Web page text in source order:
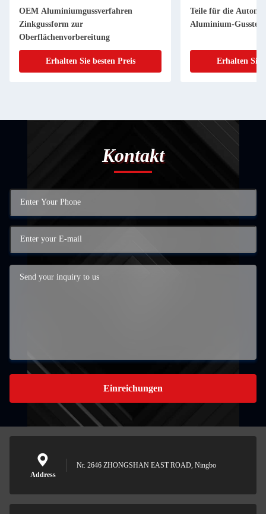
OEM Aluminiumgussverfahren
Zinkgussform zur
Oberflächenvorbereitung
Erhalten Sie besten Preis
Teile für die
Aluminium-Gussteile
Erhalten Sie
Kontakt
Einreichungen
Address
Nr. 2646 ZHONGSHAN EAST ROAD, Ningbo